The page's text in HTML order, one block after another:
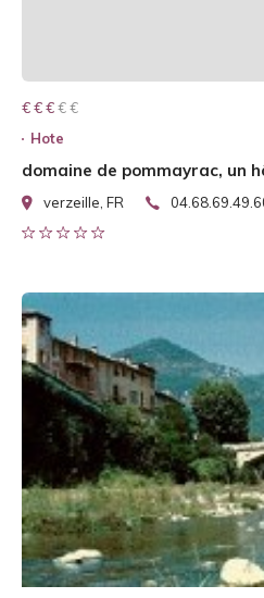
€ € € € €
€ € €
Hote
domaine de pommayrac, un
verzeille, FR